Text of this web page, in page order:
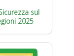
sul
2025